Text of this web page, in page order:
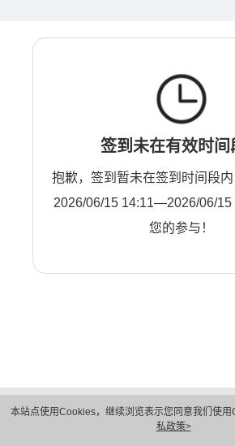
本站点使用Cookies，继续浏览表示您同意我们使用
私政策>
签到未在有效时间
抱歉，签到暂未在签到时间段
2026/06/15 14:11—2026/06/15
您的参与！
隐私保护
法律声明